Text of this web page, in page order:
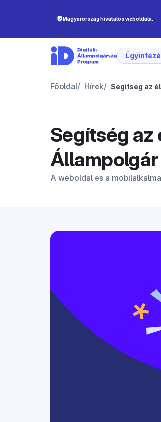
Főoldal/ Hírek/ Segítség az
Segítség
A weboldal és a